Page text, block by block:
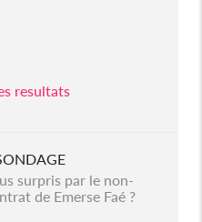
resultats
surpris par le non-
de Emerse Faé ?